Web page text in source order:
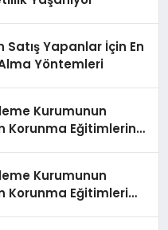
Yapanlar İçin En
Yöntemleri
Kurumunun
Korunma Eğitimlerine
Kurumunun
Korunma Eğitimleri